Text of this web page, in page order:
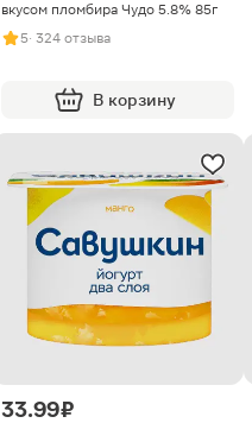
вкусом пломбира Чудо 5.8% 85г
5· 324 отзыва
В корзину
33.99 ₽